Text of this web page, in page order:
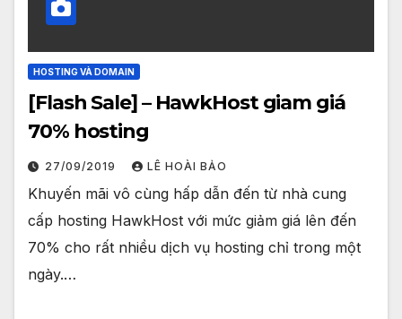
HOSTING VÀ DOMAIN
[Flash Sale] – HawkHost giam giá
70% hosting
27/09/2019 LÊ HOÀI BẢO
Khuyến mãi vô cùng hấp dẫn đến từ nhà cung
cấp hosting HawkHost với mức giảm giá lên đến
70% cho rất nhiều dịch vụ hosting chỉ trong một
ngày.…